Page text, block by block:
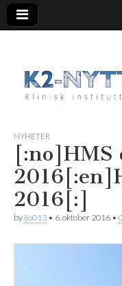
K2
NYHETER
[:no]HMS
2016[:]
by ijo013 • 6. oktober 2016 •